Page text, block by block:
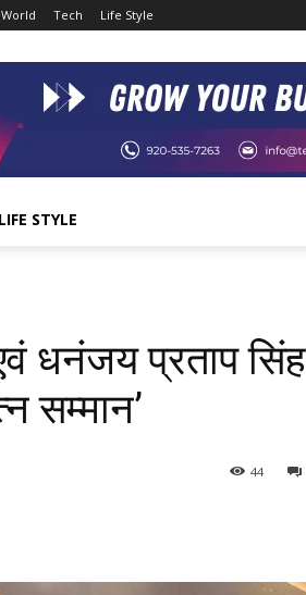
World Tech Life Style
LIFE STYLE
धनंजय प्रताप सिंह
सम्मान’
44